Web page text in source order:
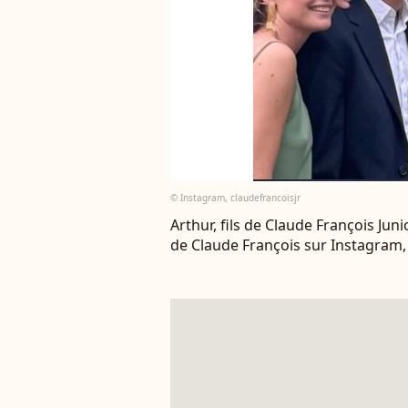
© Instagram, claudefrancoisjr
Arthur, fils de Claude François
de Claude François sur